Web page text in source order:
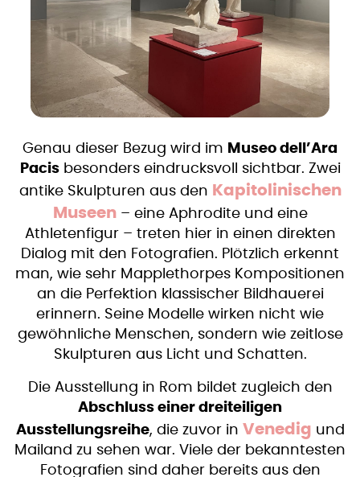
Genau dieser Bezug wird im Museo dell’Ara
Pacisbesonders eindrucksvoll sichtbar. Zwei
antike Skulpturen aus den Kapitolinischen
Museen – eine Aphrodite und eine
Athletenfigur – treten hier in einen direkten
Dialog mit den Fotografien. Plötzlich erkennt
man, wie sehr Mapplethorpes Kompositionen
an die Perfektion klassischer Bildhauerei
erinnern. Seine Modelle wirken nicht wie
gewöhnliche Menschen, sondern wie zeitlose
Skulpturen aus Licht und Schatten.
Die Ausstellung in Rom bildet zugleich den
Abschluss einer dreiteiligen
Ausstellungsreihe, die zuvor in Venedig und
Mailand zu sehen war. Viele der bekanntesten
Fotografien sind daher bereits aus den